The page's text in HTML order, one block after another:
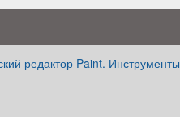
редактор Paint. Инструменты